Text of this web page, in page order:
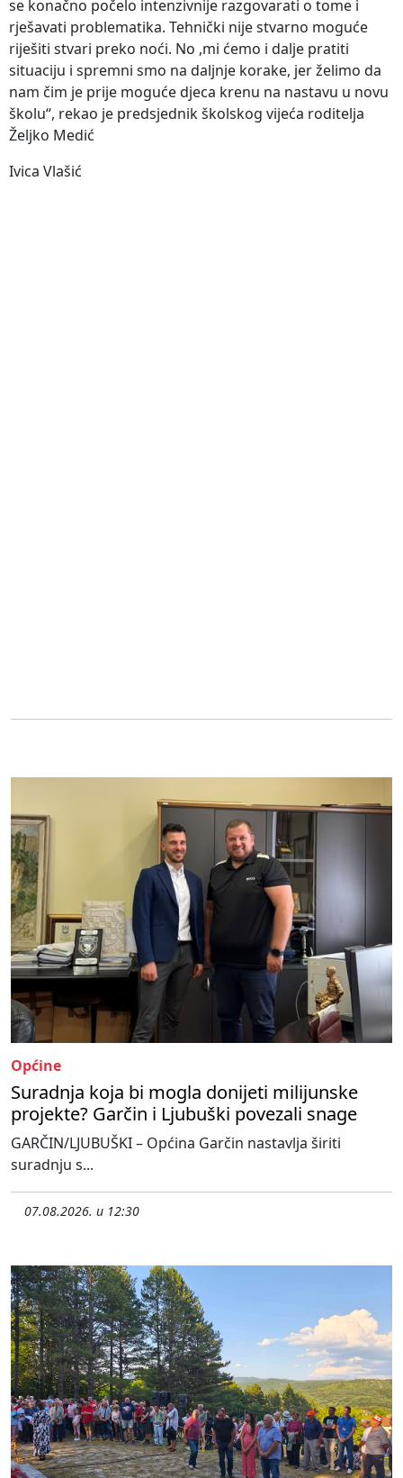
se konačno počelo intenzivnije razgovarati o tome i
rješavati problematika. Tehnički nije stvarno moguće
riješiti stvari preko noći. No ,mi ćemo i dalje pratiti
situaciju i spremni smo na daljnje korake, jer želimo da
nam čim je prije moguće djeca krenu na nastavu u novu
školu“, rekao je predsjednik školskog vijeća roditelja
Željko Medić
Ivica Vlašić
Općine
Suradnja koja bi mogla donijeti milijunske
projekte? Garčin i Ljubuški povezali snage
GARČIN/LJUBUŠKI – Općina Garčin nastavlja širiti
suradnju s...
07.08.2026. u 12:30